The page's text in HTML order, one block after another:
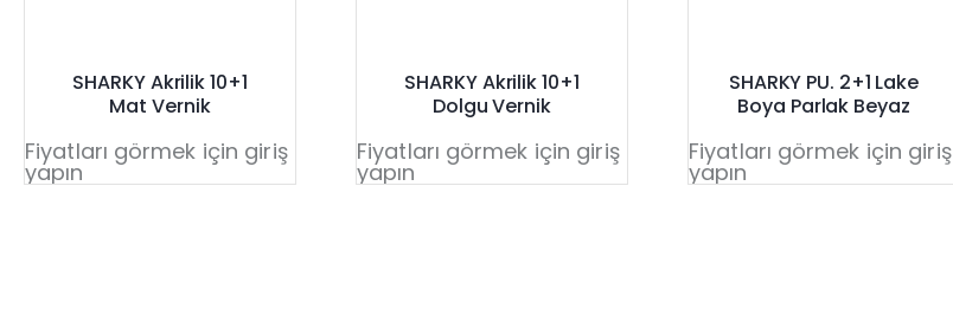
SHARKY Akrilik 10+1
Mat Vernik
Fiyatları görmek için giriş
yapın
SHARKY Akrilik 10+1
Dolgu Vernik
Fiyatları görmek için giriş
yapın
SHARKY PU. 2+1 Lake
Boya Parlak Beyaz
Fiyatları görmek için giriş
yapın